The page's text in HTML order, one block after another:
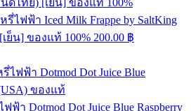
ไฟฟ้า Iced Milk Frappe by SaltKing
ย็น] ของแท้ 100% 200.00 ฿
า Dotmod Dot Juice Blue Raspberry